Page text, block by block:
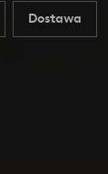
Dostawa